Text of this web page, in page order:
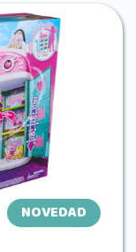
NOVEDAD